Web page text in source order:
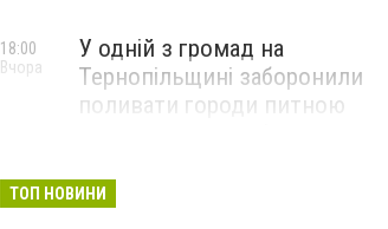
У одній з громад на
Тернопільщині заборонили
поливати городи питною
18:00
Вчора
ТОП НОВИНИ